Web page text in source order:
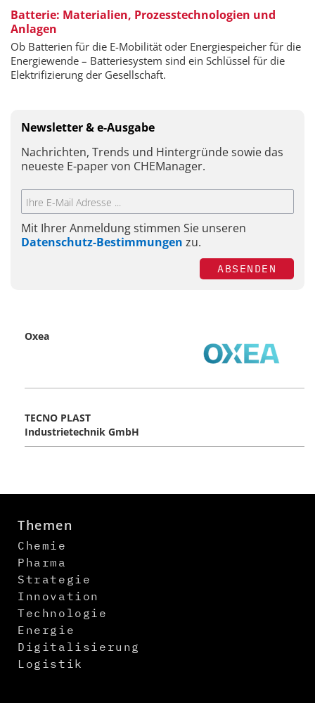
Batterie: Materialien, Prozesstechnologien und
Anlagen
Ob Batterien für die E-Mobilität oder Energiespeicher für die
Energiewende – Batteriesystem sind ein Schlüssel für die
Elektrifizierung der Gesellschaft.
Newsletter & e-Ausgabe
Nachrichten, Trends und Hintergründe sowie das
neueste E-paper von CHEManager.
Mit Ihrer Anmeldung stimmen Sie unseren
Datenschutz-Bestimmungen zu.
ABSENDEN
Oxea
TECNO PLAST
Industrietechnik GmbH
Themen
Chemie
Pharma
Strategie
Innovation
Technologie
Energie
Digitalisierung
Logistik